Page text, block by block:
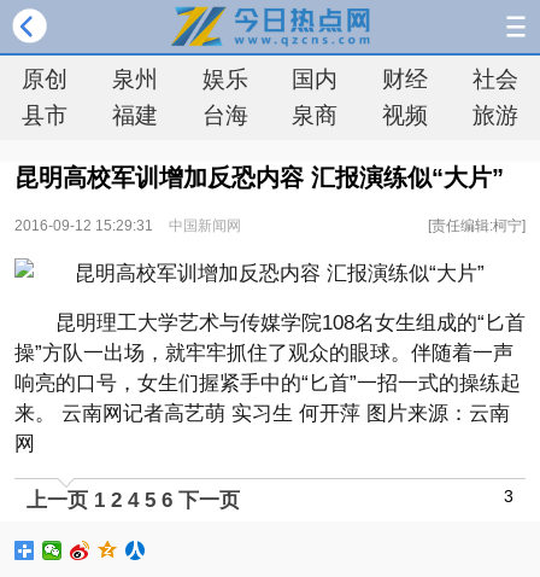
原创 泉州 娱乐 国内 财经
社会
县市
福建 台海 泉商 视频 旅游
昆明高校军训增加反恐内容 汇报演练似“大片”
2016-09-12 15:29:31 中国新闻网 [责任编辑:柯宁]
昆明理工大学艺术与传媒学院108名女生组成的“匕首
操”方队一出场，就牢牢抓住了观众的眼球。伴随着一声
响亮的口号，女生们握紧手中的“匕首”一招一式的操练起
来。 云南网记者高艺萌 实习生 何开萍 图片来源：云南
网
上一页 1 2 3
4 5 6 下一页